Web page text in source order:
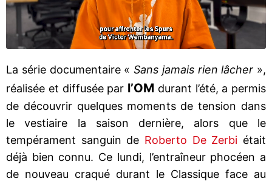
La série documentaire « Sans jamais rien lâcher »,
réalisée et diffusée par l’OM durant l’été, a permis
de découvrir quelques moments de tension dans
le vestiaire la saison dernière, alors que le
tempérament sanguin de Roberto De Zerbi était
déjà bien connu. Ce lundi, l’entraîneur phocéen a
de nouveau craqué durant le Classique face au